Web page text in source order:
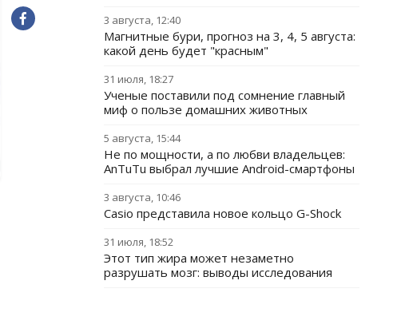
3 августа, 12:40
Магнитные бури, прогноз на 3, 4, 5 августа:
какой день будет "красным"
31 июля, 18:27
Ученые поставили под сомнение главный
миф о пользе домашних животных
5 августа, 15:44
Не по мощности, а по любви владельцев:
AnTuTu выбрал лучшие Android-смартфоны
3 августа, 10:46
Casio представила новое кольцо G-Shock
31 июля, 18:52
Этот тип жира может незаметно
разрушать мозг: выводы исследования